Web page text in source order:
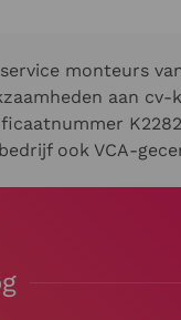
monteurs
aan
ook VCA-